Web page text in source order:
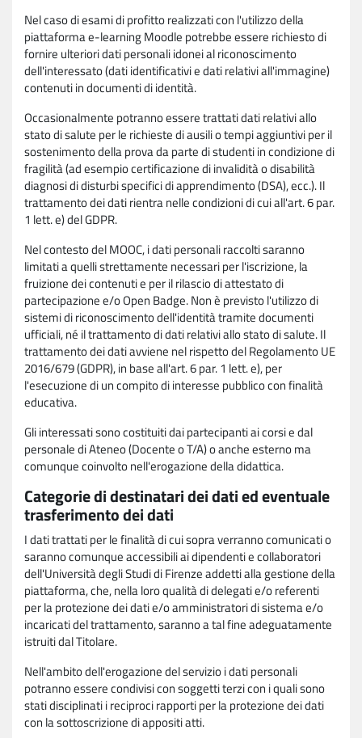
Nel caso di esami di profitto realizzati con l'utilizzo della
piattaforma e-learning Moodle potrebbe essere richiesto di
fornire ulteriori dati personali idonei al riconoscimento
dell'interessato (dati identificativi e dati relativi all'immagine)
contenuti in documenti di identità.
Occasionalmente potranno essere trattati dati relativi allo
stato di salute per le richieste di ausili o tempi aggiuntivi per il
sostenimento della prova da parte di studenti in condizione di
fragilità (ad esempio certificazione di invalidità o disabilità
diagnosi di disturbi specifici di apprendimento (DSA), ecc.). Il
trattamento dei dati rientra nelle condizioni di cui all'art. 6 par.
1 lett. e) del GDPR.
Nel contesto del MOOC, i dati personali raccolti saranno
limitati a quelli strettamente necessari per l'iscrizione, la
fruizione dei contenuti e per il rilascio di attestato di
partecipazione e/o Open Badge. Non è previsto l'utilizzo di
sistemi di riconoscimento dell'identità tramite documenti
ufficiali, né il trattamento di dati relativi allo stato di salute. Il
trattamento dei dati avviene nel rispetto del Regolamento UE
2016/679 (GDPR), in base all'art. 6 par. 1 lett. e), per
l'esecuzione di un compito di interesse pubblico con finalità
educativa.
Gli interessati sono costituiti dai partecipanti ai corsi e dal
personale di Ateneo (Docente o T/A) o anche esterno ma
comunque coinvolto nell'erogazione della didattica.
Categorie di destinatari dei dati ed eventuale
trasferimento dei dati
I dati trattati per le finalità di cui sopra verranno comunicati o
saranno comunque accessibili ai dipendenti e collaboratori
dell'Università degli Studi di Firenze addetti alla gestione della
piattaforma, che, nella loro qualità di delegati e/o referenti
per la protezione dei dati e/o amministratori di sistema e/o
incaricati del trattamento, saranno a tal fine adeguatamente
istruiti dal Titolare.
Nell'ambito dell'erogazione del servizio i dati personali
potranno essere condivisi con soggetti terzi con i quali sono
stati disciplinati i reciproci rapporti per la protezione dei dati
con la sottoscrizione di appositi atti.